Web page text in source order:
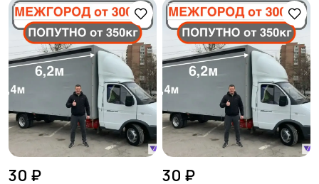
30 ₽ 30 ₽